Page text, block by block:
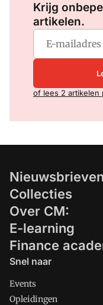
Krijg
artikelen.
of lees 2 artikelen
Nieuwsbrieven
Collecties
Over CM:
E-learning
Finance
Snel naar
Events
Opleidingen